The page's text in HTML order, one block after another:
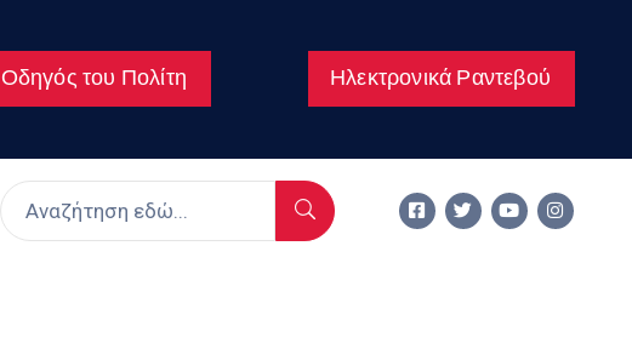
Οδηγός του Πολίτη Ηλεκτρονικά Ραντεβού